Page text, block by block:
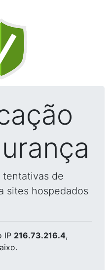
tentativas de
sites hospedados
IP 216.73.216.4,